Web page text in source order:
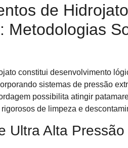
de
Metodologias
constitui desenvolvimento
sistemas de pressão
possibilita atingir
de limpeza e
Ultra Alta Pressão